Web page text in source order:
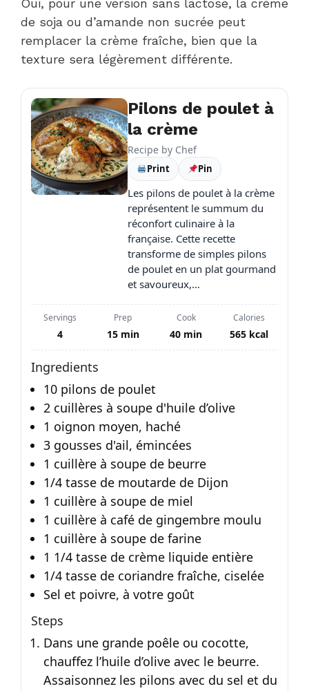
Oui, pour une version sans lactose, la crème
de soja ou d’amande non sucrée peut
remplacer la crème fraîche, bien que la
texture sera légèrement différente.
Pilons de poulet à
la crème
Recipe by Chef
Print Pin
Les pilons de poulet à la crème
représentent le summum du
réconfort culinaire à la
française. Cette recette
transforme de simples pilons
de poulet en un plat gourmand
et savoureux,…
Servings
4
Prep
15 min
Cook
40 min
Calories
565 kcal
Ingredients
10 pilons de poulet
2 cuillères à soupe d'huile d’olive
1 oignon moyen, haché
3 gousses d'ail, émincées
1 cuillère à soupe de beurre
1/4 tasse de moutarde de Dijon
1 cuillère à soupe de miel
1 cuillère à café de gingembre moulu
1 cuillère à soupe de farine
1 1/4 tasse de crème liquide entière
1/4 tasse de coriandre fraîche, ciselée
Sel et poivre, à votre goût
Steps
Dans une grande poêle ou cocotte,
chauffez l’huile d’olive avec le beurre.
Assaisonnez les pilons avec du sel et du